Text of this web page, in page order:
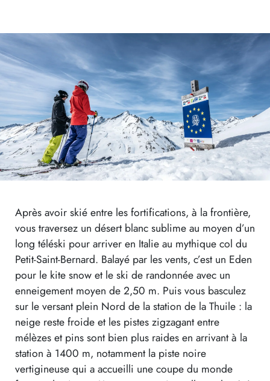
Après avoir skié entre les fortifications, à la frontière,
vous traversez un désert blanc sublime au moyen d’un
long téléski pour arriver en Italie au mythique col du
Petit-Saint-Bernard. Balayé par les vents, c’est un Eden
pour le kite snow et le ski de randonnée avec un
enneigement moyen de 2,50 m. Puis vous basculez
sur le versant plein Nord de la station de la Thuile : la
neige reste froide et les pistes zigzagant entre
mélèzes et pins sont bien plus raides en arrivant à la
station à 1400 m, notamment la piste noire
vertigineuse qui a accueilli une coupe du monde